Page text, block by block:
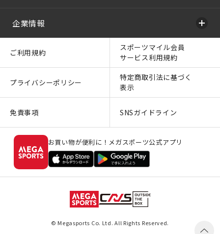
企業情報
ご利用規約
スポーツマイル会員
サービス利用規約
プライバシーポリシー
特定商取引法に基づく
表示
免責事項 SNSガイドライン
お買い物が便利に！メガスポーツ公式アプリ
© Megasports Co. Ltd. All Rights Reserved.